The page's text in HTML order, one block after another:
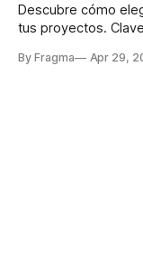
Descubre cómo
tus proyectos.
By Fragma Apr 29,